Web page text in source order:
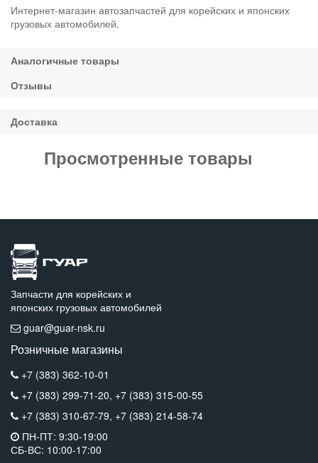
Интернет-магазин автозапчастей для корейских и японских
грузовых автомобилей.
Просмотренные товары
Запчасти для корейских и
японских грузовых автомобилей
guar@guar-nsk.ru
Розничные магазины
+7 (383) 362-10-01
+7 (383) 299-71-20, +7 (383) 315-00-55
+7 (383) 310-67-79, +7 (383) 214-58-74
ПН-ПТ: 9:30-19:00
СБ-ВС: 10:00-17:00